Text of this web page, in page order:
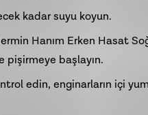
kadar suyu koyun.
Hanım Erken Hasat
başlayın.
edin, enginarların içi